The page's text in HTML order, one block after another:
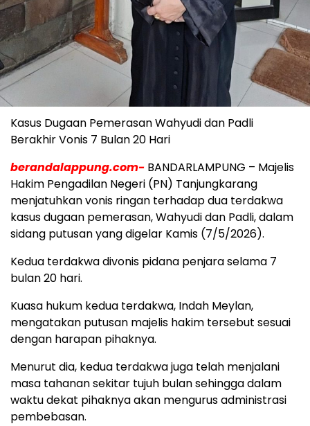
Kasus Dugaan Pemerasan Wahyudi dan Padli
Berakhir Vonis 7 Bulan 20 Hari
berandalappung.com- BANDARLAMPUNG – Majelis
Hakim Pengadilan Negeri (PN) Tanjungkarang
menjatuhkan vonis ringan terhadap dua terdakwa
kasus dugaan pemerasan, Wahyudi dan Padli, dalam
sidang putusan yang digelar Kamis (7/5/2026).
Kedua terdakwa divonis pidana penjara selama 7
bulan 20 hari.
Kuasa hukum kedua terdakwa, Indah Meylan,
mengatakan putusan majelis hakim tersebut sesuai
dengan harapan pihaknya.
Menurut dia, kedua terdakwa juga telah menjalani
masa tahanan sekitar tujuh bulan sehingga dalam
waktu dekat pihaknya akan mengurus administrasi
pembebasan.